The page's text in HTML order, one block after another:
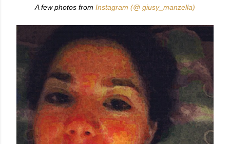
A few photos from Instagram (@ giusy_manzella)